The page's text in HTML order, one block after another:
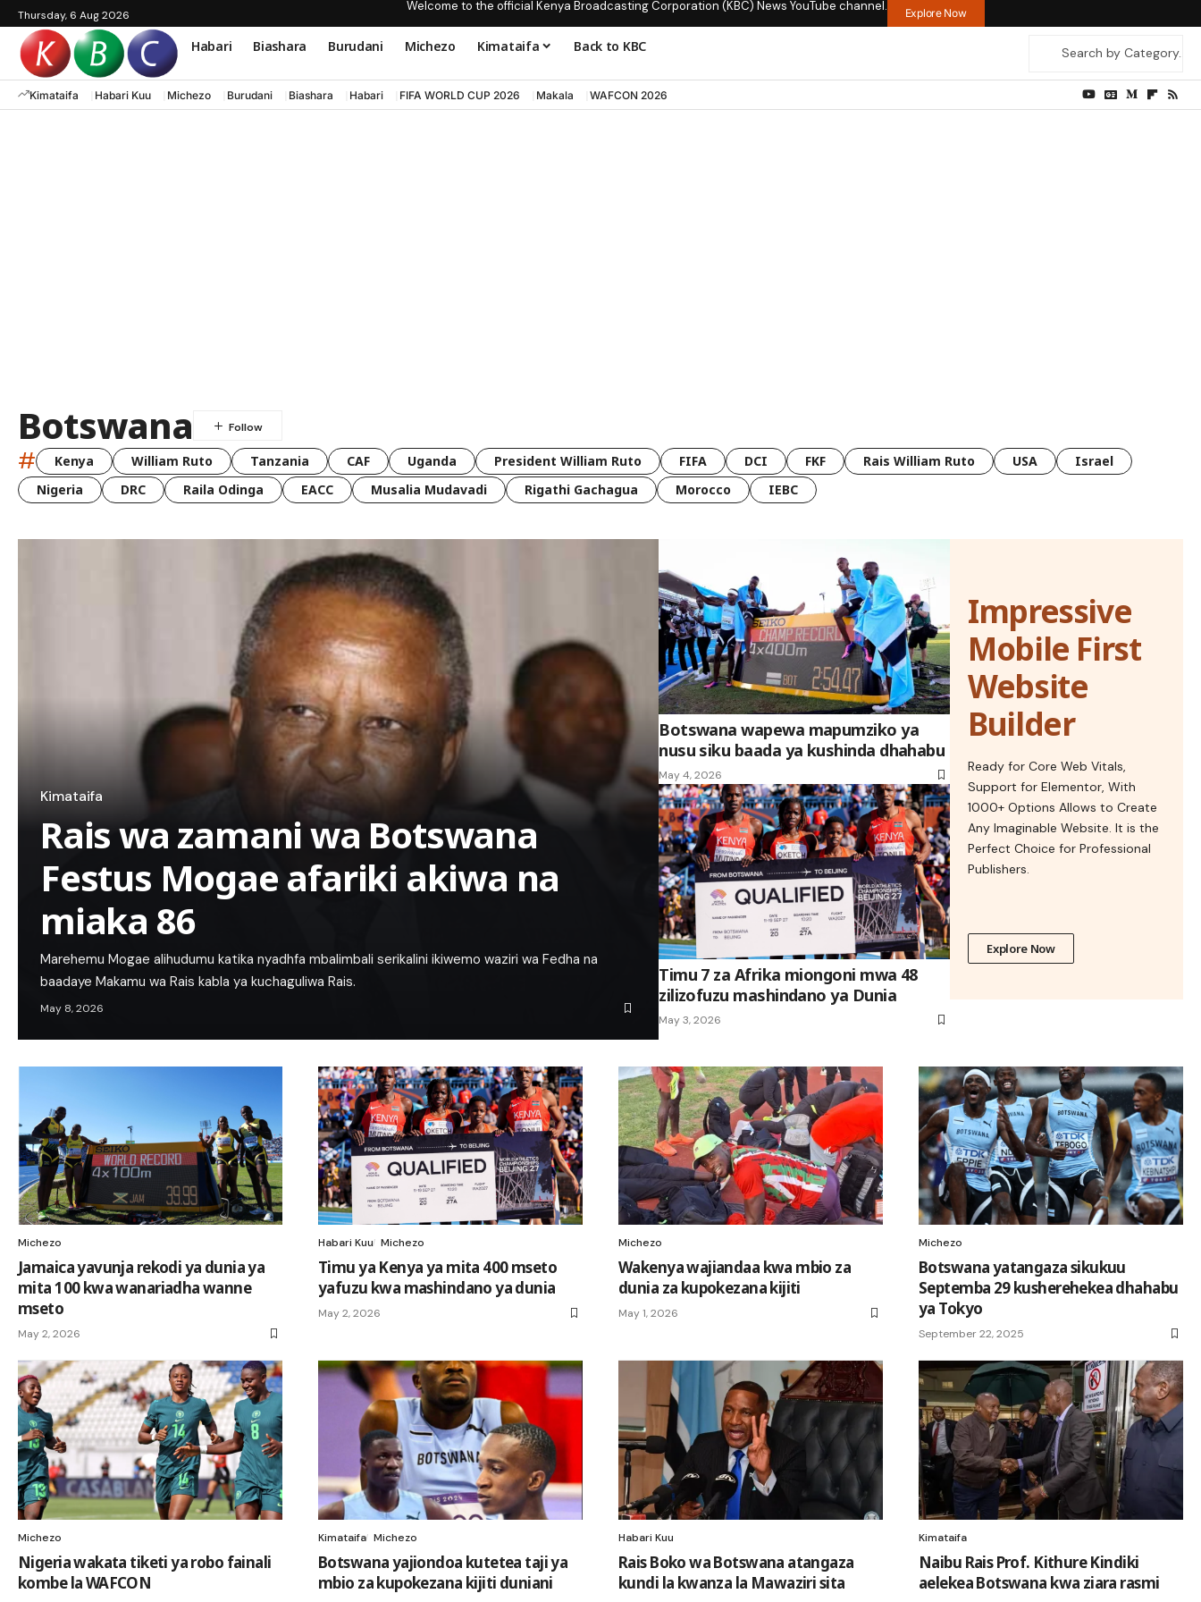
Thursday, 6 Aug 2026
Welcome to the official Kenya Broadcasting Corporation (KBC) News YouTube channel. Explore Now
Habari Biashara Burudani Michezo Kimataifa Back to KBC
Kimataifa Habari Kuu Michezo Burudani Biashara Habari FIFA WORLD CUP 2026 Makala WAFCON 2026
Botswana
# Kenya William Ruto Tanzania CAF Uganda President William Ruto FIFA DCI FKF Rais William Ruto USA
Israel
Nigeria
DRC Raila Odinga EACC Musalia Mudavadi Rigathi Gachagua Morocco IEBC
Kimataifa
Rais wa zamani wa Botswana
Festus Mogae afariki akiwa na
miaka 86
Marehemu Mogae alihudumu katika nyadhfa mbalimbali serikalini ikiwemo waziri wa Fedha na
baadaye Makamu wa Rais kabla ya kuchaguliwa Rais.
May 8, 2026
Botswana wapewa mapumziko ya
nusu siku baada ya kushinda dhahabu
May 4, 2026
Timu 7 za Afrika miongoni mwa 48
zilizofuzu mashindano ya Dunia
May 3, 2026
Impressive
Mobile First
Website
Builder
Ready for Core Web Vitals,
Support for Elementor, With
1000+ Options Allows to Create
Any Imaginable Website. It is the
Perfect Choice for Professional
Publishers.
Explore Now
Michezo
Jamaica yavunja rekodi ya dunia ya
mita 100 kwa wanariadha wanne
mseto
May 2, 2026
Habari Kuu Michezo
Timu ya Kenya ya mita 400 mseto
yafuzu kwa mashindano ya dunia
May 2, 2026
Michezo
Wakenya wajiandaa kwa mbio za
dunia za kupokezana kijiti
May 1, 2026
Michezo
Botswana yatangaza sikukuu
Septemba 29 kusherehekea dhahabu
ya Tokyo
September 22, 2025
Michezo
Nigeria wakata tiketi ya robo fainali
kombe la WAFCON
Kimataifa Michezo
Botswana yajiondoa kutetea taji ya
mbio za kupokezana kijiti duniani
Habari Kuu
Rais Boko wa Botswana atangaza
kundi la kwanza la Mawaziri sita
Kimataifa
Naibu Rais Prof. Kithure Kindiki
aelekea Botswana kwa ziara rasmi